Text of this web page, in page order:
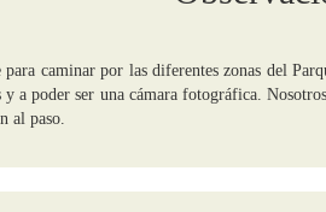
caminar por las diferentes zonas del
y a poder ser una cámara fotográfica.
al paso.